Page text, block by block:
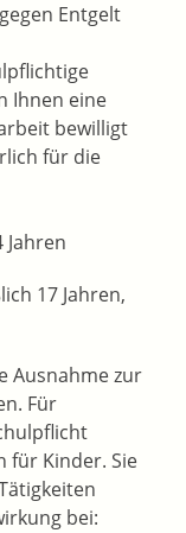
Entgelt
Ihnen eine
bewilligt
für die
17 Jahren,
Ausnahme zur
Für
für Kinder. Sie
bei: